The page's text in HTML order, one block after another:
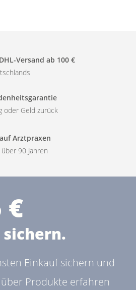
Versand ab 100 €
oder Geld zurück
Arztpraxen
90 Jahren
€
Einkauf sichern und
Produkte erfahren